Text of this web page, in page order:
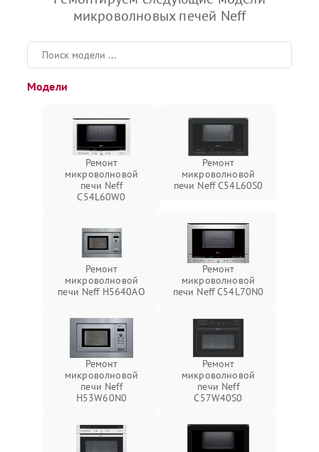
микроволновых печей Neff
Модели
Ремонт
микроволновой
печи Neff
C54L60W0
Ремонт
микроволновой
печи Neff C54L60S0
Ремонт
микроволновой
печи Neff H5640AO
Ремонт
микроволновой
печи Neff C54L70N0
Ремонт
микроволновой
печи Neff
H53W60N0
Ремонт
микроволновой
печи Neff
C57W40S0